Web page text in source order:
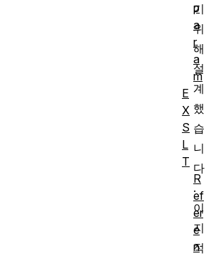
기
위
해
설
계
했
습
니
다
.
이
지
적
p
a
r
a
m
E
X
S
L
T
R
ef
er
e
n